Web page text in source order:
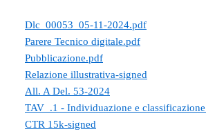
Dlc_00053_05-11-2024.pdf
Parere Tecnico digitale.pdf
Pubblicazione.pdf
Relazione illustrativa-signed
All. A Del. 53-2024
TAV_.1 - Individuazione e
CTR 15k-signed